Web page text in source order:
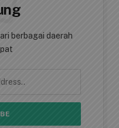
berbagai daerah